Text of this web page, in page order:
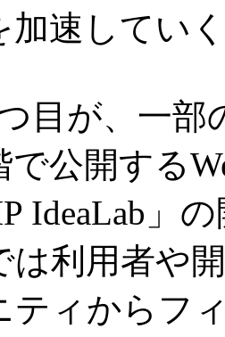
加速してい
目が、一部
で公開する
IdeaLab」
は利用者や
ティからフ